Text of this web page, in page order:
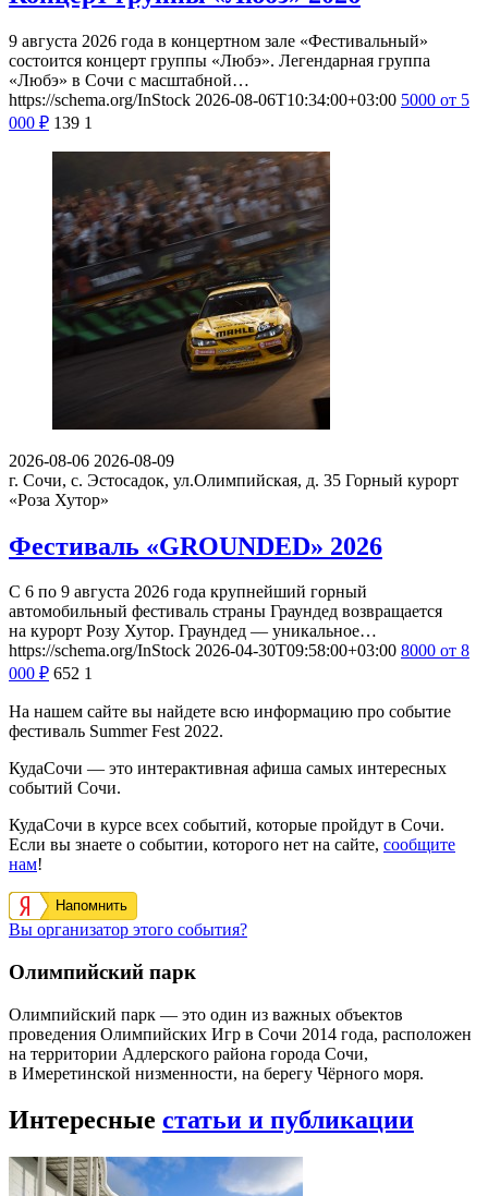
9 августа 2026 года в концертном зале «Фестивальный»
состоится концерт группы «Любэ». Легендарная группа
«Любэ» в Сочи с масштабной…
https://schema.org/InStock 2026-08-06T10:34:00+03:00 5000 от 5
000 ₽ 139 1
2026-08-06 2026-08-09
г. Сочи, с. Эстосадок, ул.Олимпийская, д. 35 Горный курорт
«Роза Хутор»
Фестиваль «GROUNDED» 2026
С 6 по 9 августа 2026 года крупнейший горный
автомобильный фестиваль страны Граундед возвращается
на курорт Розу Хутор. Граундед — уникальное…
https://schema.org/InStock 2026-04-30T09:58:00+03:00 8000 от 8
000 ₽ 652 1
На нашем сайте вы найдете всю информацию про событие
фестиваль Summer Fest 2022.
КудаСочи — это интерактивная афиша самых интересных
событий Сочи.
КудаСочи в курсе всех событий, которые пройдут в Сочи.
Если вы знаете о событии, которого нет на сайте, сообщите
нам!
Напомнить
Вы организатор этого события?
Олимпийский парк
Олимпийский парк — это один из важных объектов
проведения Олимпийских Игр в Сочи 2014 года, расположен
на территории Адлерского района города Сочи,
в Имеретинской низменности, на берегу Чёрного моря.
Интересные статьи и публикации